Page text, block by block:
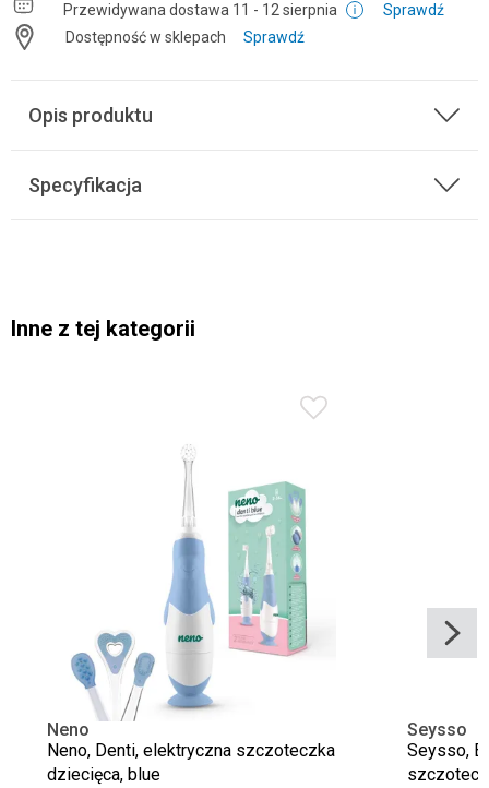
Przewidywana dostawa 11 - 12 sierpnia
Sprawdź
Dostępność w sklepach
Sprawdź
Opis produktu
Specyfikacja
Inne z tej kategorii
Neno
Neno, Denti, elektryczna szczoteczka
dziecięca, blue
Seysso
Seysso,